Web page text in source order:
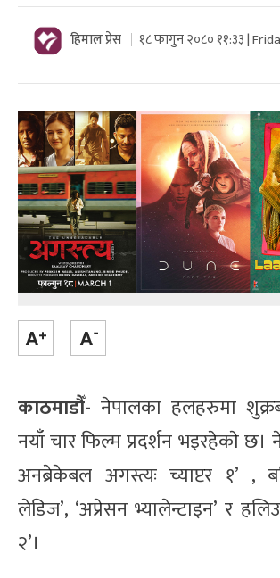
हिमाल प्रेस १८ फागुन २०८० ११:३३ |
काठमाडौँ- नेपालका हलहरुमा
नयाँ चार फिल्म प्रदर्शन भइरहेकाे छ।
अनब्रेकेबल अगस्त्यः च्याप्टर १’ ,
लेडिज’, ‘अप्रेसन भ्यालेन्टाइन’ र
२’।